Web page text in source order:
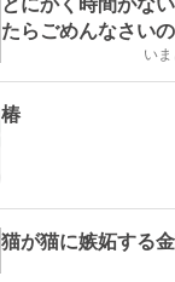
たらごめんなさいの
い
椿
猫が猫に嫉妬する